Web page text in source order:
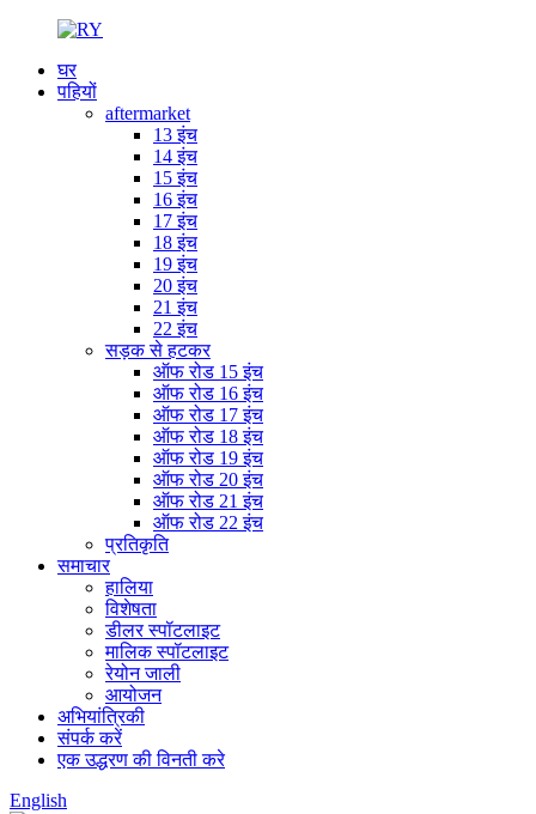
घर
पहियों
aftermarket
13 इंच
14 इंच
15 इंच
16 इंच
17 इंच
18 इंच
19 इंच
20 इंच
21 इंच
22 इंच
सड़क से हटकर
ऑफ रोड 15 इंच
ऑफ रोड 16 इंच
ऑफ रोड 17 इंच
ऑफ रोड 18 इंच
ऑफ रोड 19 इंच
ऑफ रोड 20 इंच
ऑफ रोड 21 इंच
ऑफ रोड 22 इंच
प्रतिकृति
समाचार
हालिया
विशेषता
डीलर स्पॉटलाइट
मालिक स्पॉटलाइट
रेयोन जाली
आयोजन
अभियांत्रिकी
संपर्क करें
एक उद्धरण की विनती करे
English